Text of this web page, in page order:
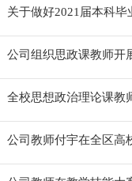
关于做好2021届本科
公司组织思政课教师开
全校思想政治理论课教
公司教师付宇在全区高